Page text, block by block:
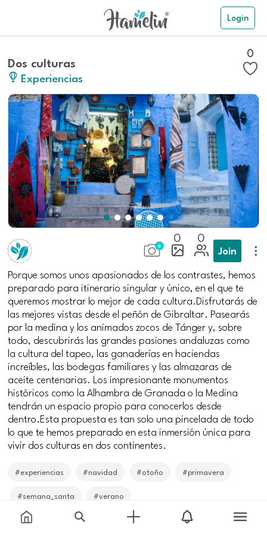
Login
Dos culturas
Experiencias
0
0 0
Join
Porque somos unos apasionados de los contrastes, hemos
preparado para itinerario singular y único, en el que te
queremos mostrar lo mejor de cada cultura.Disfrutarás de
las mejores vistas desde el peñón de Gibraltar. Pasearás
por la medina y los animados zocos de Tánger y, sobre
todo, descubrirás las grandes pasiones andaluzas como
la cultura del tapeo, las ganaderías en haciendas
increíbles, las bodegas familiares y las almazaras de
aceite centenarias. Los impresionante monumentos
históricos como la Alhambra de Granada o la Medina
tendrán un espacio propio para conocerlos desde
dentro.Esta propuesta es tan solo una pincelada de todo
lo que te hemos preparado en esta inmersión única para
vivir dos culturas en dos continentes.
#experiencias #navidad #otoño #primavera
#semana_santa #verano
Dates Price